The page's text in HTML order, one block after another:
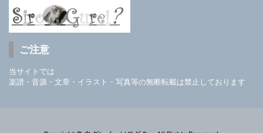
ご注意
当サイトでは
楽譜・音源・文章・イラスト・写真等の無断転載は禁止しております